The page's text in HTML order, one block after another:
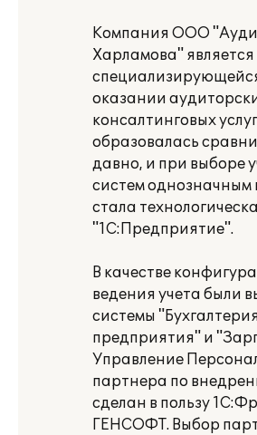
Компания ООО
Харламова"
оказании
консалтинговых
образовалась
давно, и при выборе
систем однозначным
стала
"1С:Предприятие".
В качестве
ведения учета были
системы "Бухгалтерия
предприятия" и
Управление
партнера по
сделан в пользу
ГЕНСОФТ. Выбор